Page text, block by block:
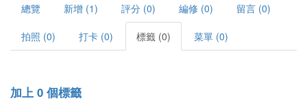
總覽 新增 (1) 評分 (0) 編修 (0) 留言 (0)
拍照 (0) 打卡 (0) 標籤 (0) 菜單 (0)
加上 0 個標籤